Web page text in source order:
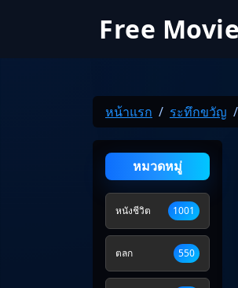
Free
หน้าแรก ระทึกขวัญ
หมวดหมู่
หนังชีวิต 1001
ตลก 550